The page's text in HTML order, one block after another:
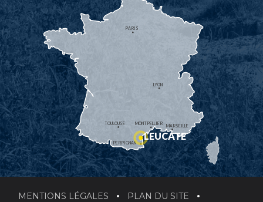
MONTPELLIER
PERPIGNAN
MARSEILLE
TOULOUSE
LYON
PARIS
LEUCATE
MENTIONS LÉGALES PLAN DU SITE